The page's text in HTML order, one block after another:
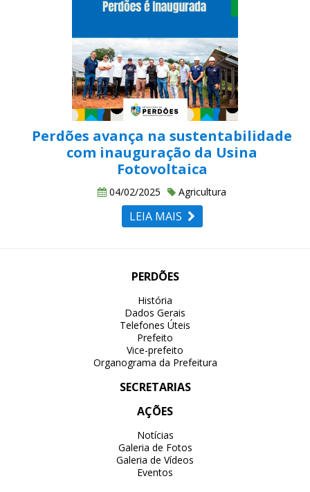
Perdões avança na sustentabilidade
com inauguração da Usina
Fotovoltaica
04/02/2025 Agricultura
LEIA MAIS
PERDÕES
História
Dados Gerais
Telefones Úteis
Prefeito
Vice-prefeito
Organograma da Prefeitura
SECRETARIAS
AÇÕES
Notícias
Galeria de Fotos
Galeria de Vídeos
Eventos